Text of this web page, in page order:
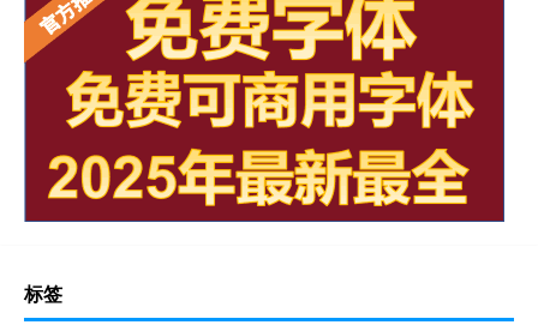
标签